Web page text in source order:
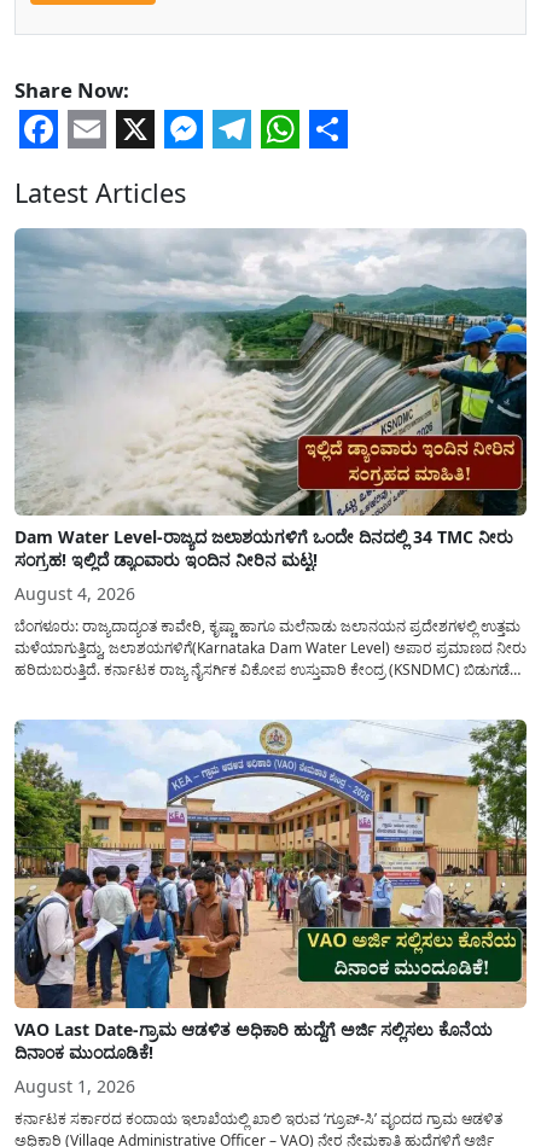
Share Now:
Latest Articles
Dam Water Level-ರಾಜ್ಯದ ಜಲಾಶಯಗಳಿಗೆ ಒಂದೇ ದಿನದಲ್ಲಿ 34 TMC ನೀರು
ಸಂಗ್ರಹ! ಇಲ್ಲಿದೆ ಡ್ಯಾಂವಾರು ಇಂದಿನ ನೀರಿನ ಮಟ್ಟ!
August 4, 2026
ಬೆಂಗಳೂರು: ರಾಜ್ಯದಾದ್ಯಂತ ಕಾವೇರಿ, ಕೃಷ್ಣಾ ಹಾಗೂ ಮಲೆನಾಡು ಜಲಾನಯನ ಪ್ರದೇಶಗಳಲ್ಲಿ ಉತ್ತಮ
ಮಳೆಯಾಗುತ್ತಿದ್ದು, ಜಲಾಶಯಗಳಿಗೆ(Karnataka Dam Water Level) ಅಪಾರ ಪ್ರಮಾಣದ ನೀರು
ಹರಿದುಬರುತ್ತಿದೆ. ಕರ್ನಾಟಕ ರಾಜ್ಯ ನೈಸರ್ಗಿಕ ವಿಕೋಪ ಉಸ್ತುವಾರಿ ಕೇಂದ್ರ (KSNDMC) ಬಿಡುಗಡೆ
VAO Last Date-ಗ್ರಾಮ ಆಡಳಿತ ಅಧಿಕಾರಿ ಹುದ್ದೆಗೆ ಅರ್ಜಿ ಸಲ್ಲಿಸಲು ಕೊನೆಯ
ದಿನಾಂಕ ಮುಂದೂಡಿಕೆ!
August 1, 2026
ಕರ್ನಾಟಕ ಸರ್ಕಾರದ ಕಂದಾಯ ಇಲಾಖೆಯಲ್ಲಿ ಖಾಲಿ ಇರುವ ‘ಗ್ರೂಪ್-ಸಿ’ ವೃಂದದ ಗ್ರಾಮ ಆಡಳಿತ
ಅಧಿಕಾರಿ (Village Administrative Officer – VAO) ನೇರ ನೇಮಕಾತಿ ಹುದ್ದೆಗಳಿಗೆ ಅರ್ಜಿ